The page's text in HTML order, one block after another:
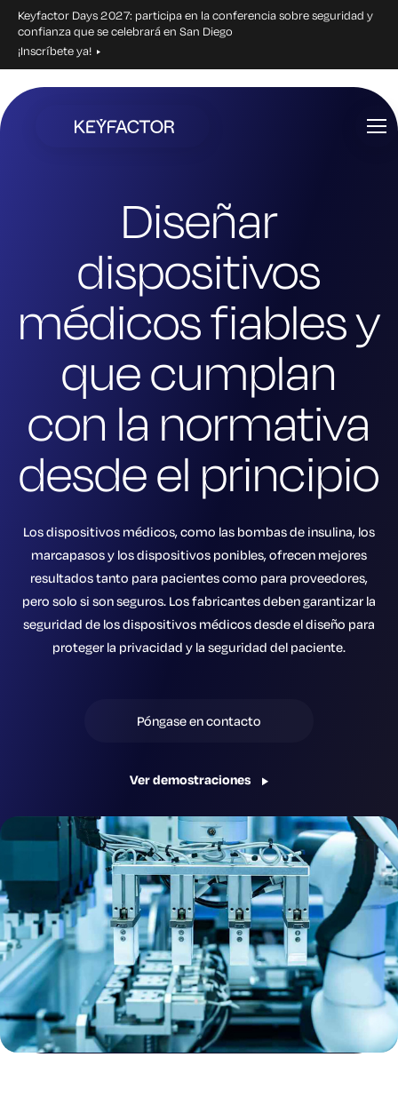
Keyfactor Days 2027: participa en la conferencia sobre seguridad y
confianza que se celebrará en San Diego
¡Inscríbete ya!
Diseñar
dispositivos
médicos fiables y
que cumplan
con la normativa
desde el principio
Los dispositivos médicos, como las bombas de insulina, los
marcapasos y los dispositivos ponibles, ofrecen mejores
resultados tanto para pacientes como para proveedores,
pero solo si son seguros. Los fabricantes deben garantizar la
seguridad de los dispositivos médicos desde el diseño para
proteger la privacidad y la seguridad del paciente.
Póngase en contacto
Ver demostraciones